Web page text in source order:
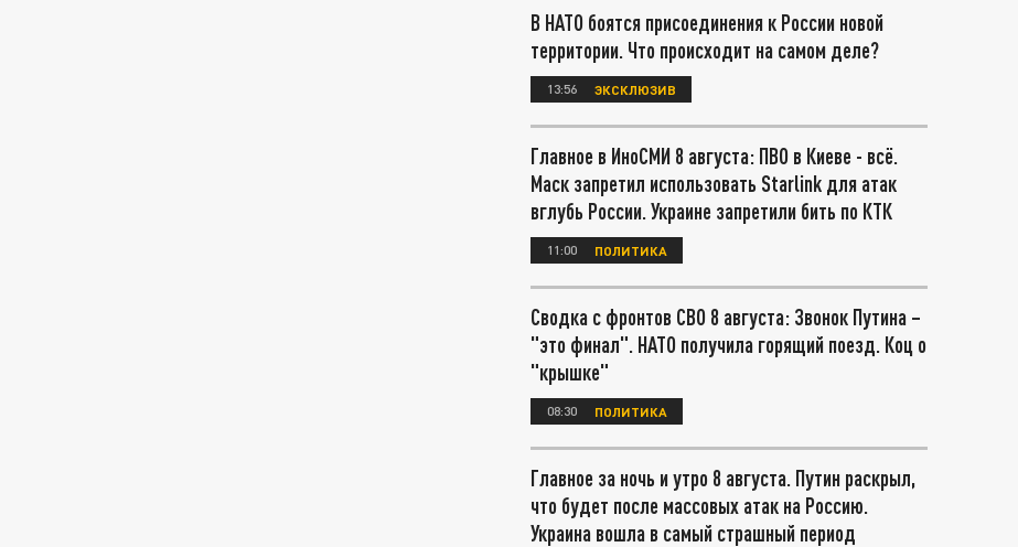
В НАТО боятся присоединения к России новой
территории. Что происходит на самом деле?
13:56 ЭКСКЛЮЗИВ
Главное в ИноСМИ 8 августа: ПВО в Киеве - всё.
Маск запретил использовать Starlink для атак
вглубь России. Украине запретили бить по КТК
11:00 ПОЛИТИКА
Сводка с фронтов СВО 8 августа: Звонок Путина –
"это финал". НАТО получила горящий поезд. Коц о
"крышке"
08:30 ПОЛИТИКА
Главное за ночь и утро 8 августа. Путин раскрыл,
что будет после массовых атак на Россию.
Украина вошла в самый страшный период